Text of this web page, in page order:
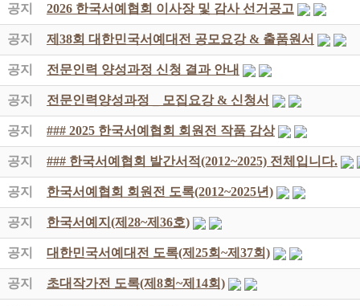
공지 2026 한국서예협회 이사장 및 감사 선거공고
공지 제38회 대한민국서예대전 공모요강 & 출품원서
공지 전문인력 양성과정 신청 결과 안내
공지 전문인력양성과정 _ 모집요강 & 신청서
공지 ### 2025 한국서예협회 회원전 작품 감상
공지 ### 한국서예협회 발간서적(2012~2025) 전체입니다.
공지 한국서예협회 회원전 도록(2012~2025년)
공지 한국서예지(제28~제36호)
공지 대한민국서예대전 도록(제25회~제37회)
공지 초대작가전 도록(제8회~제14회)